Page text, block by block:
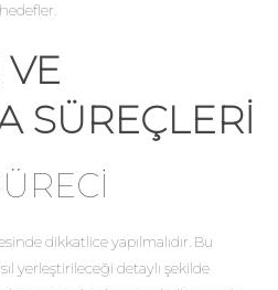
SÜREÇLERI
dikkatlice yapılmalıdır. Bu
yerleştirileceği detaylı şekilde